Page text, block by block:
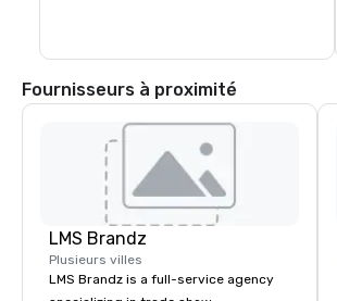
avec orchestre en direct et de nombreux
programmes éducatifs et
communautaires.
Fournisseurs à proximité
LMS Brandz
Plusieurs villes
LMS Brandz is a full-service agency